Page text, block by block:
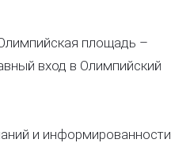
площадь –
вход в Олимпийский
и информированности